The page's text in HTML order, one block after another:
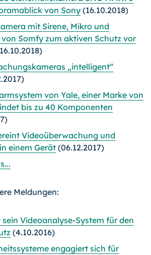
von Sony (16.10.2018)
mit Sirene, Mikro und
Somfy zum aktiven Schutz vor
„intelligent“
von Yale, einer Marke von
bis zu 40 Komponenten
Videoüberwachung und
einem Gerät (06.12.2017)
Meldungen:
Videoanalyse-System für den
(4.10.2016)
engagiert sich für